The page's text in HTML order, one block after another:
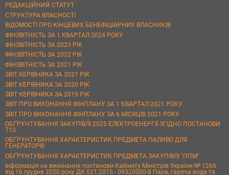
РЕДАКЦІЙНИЙ СТАТУТ
СТРУКТУРА ВЛАСНОСТІ
ВІДОМОСТІ ПРО КІНЦЕВИХ БЕНЕФІЦІАРНИХ ВЛАСНИКІВ
ФІНЗВІТНІСТЬ ЗА 1 КВАРТАЛ 2024 РОКУ
ФІНЗВІТНІСТЬ ЗА 2023 РІК
ФІНЗВІТНІСТЬ ЗА 2022 РІК
ФІНЗВІТНІСТЬ ЗА 2021 РІК
ЗВІТ КЕРІВНИКА ЗА 2021 РІК
ЗВІТ КЕРІВНИКА ЗА 2020 РІК
ЗВІТ КЕРІВНИКА ЗА 2019 РІК
ЗВІТ ПРО ВИКОНАННЯ ФІНПЛАНУ ЗА 1 КВАРТАЛ 2021 РОКУ
ЗВІТ ПРО ВИКОНАННЯ ФІНПЛАНУ ЗА 6 МІСЯЦІВ 2021 РОКУ
ОБҐРУНТУВАННЯ ЗАКУПІВЛІ 2025 ЕЛЕКТРОЕНЕРГІЇ ЗГІДНО ПОСТАНОВИ
710
ОБҐРУНТУВАННЯ ХАРАКТЕРИСТИК ПРЕДМЕТА ПАЛИВО ДЛЯ
ГЕНЕРАТОРІВ
ОБҐРУНТУВАННЯ ХАРАКТЕРИСТИК ПРЕДМЕТА ЗАКУПІВЛІ "ППМ"
Інформація на виконання постанови Кабінету Міністрів України № 1266
від 16 грудня 2020 року ДК 021:2015 - 09320000-8 Пара, гаряча вода та